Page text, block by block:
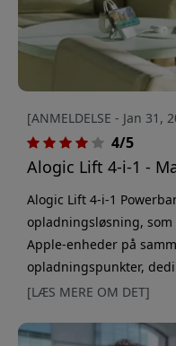
[ANMELDELSE - Jan 31,
4/5
Alogic Lift 4-i-1 -
Alogic Lift 4-i-1
opladningsløsning,
Apple-enheder på
opladningspunkter,
A-port til ældre enheder
hvad du har brug for at
[LÆS MERE OM DET]